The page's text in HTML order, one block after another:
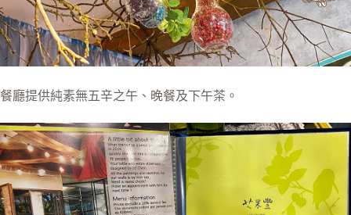
餐廳提供純素無五辛之午、晚餐及下午茶。